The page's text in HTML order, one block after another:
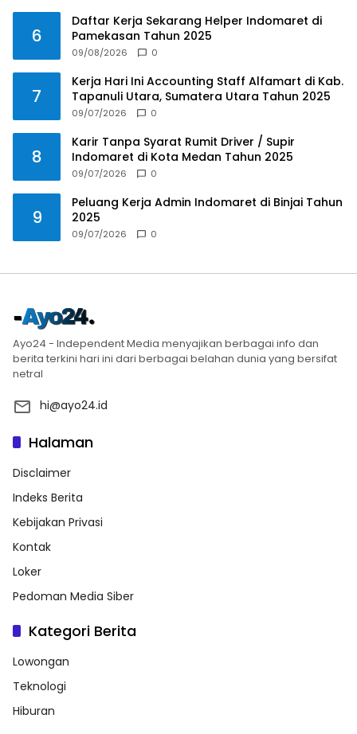
6
Daftar Kerja Sekarang Helper Indomaret di
Pamekasan Tahun 2025
09/08/2026 0
7
Kerja Hari Ini Accounting Staff Alfamart di Kab.
Tapanuli Utara, Sumatera Utara Tahun 2025
09/07/2026 0
8
Karir Tanpa Syarat Rumit Driver / Supir
Indomaret di Kota Medan Tahun 2025
09/07/2026 0
9
Peluang Kerja Admin Indomaret di Binjai Tahun
2025
09/07/2026 0
Ayo24 - Independent Media menyajikan berbagai info dan
berita terkini hari ini dari berbagai belahan dunia yang bersifat
netral
hi@ayo24.id
Halaman
Disclaimer
Indeks Berita
Kebijakan Privasi
Kontak
Loker
Pedoman Media Siber
Kategori Berita
Lowongan
Teknologi
Hiburan